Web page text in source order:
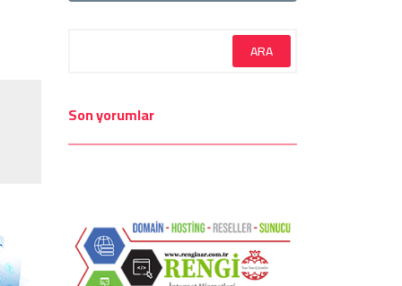
Son yorumlar